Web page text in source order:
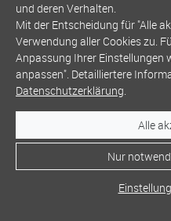
und deren Verhalten.
Mit der Entscheidung für "Alle
Verwendung aller Cookies zu.
Anpassung Ihrer Einstellungen
anpassen". Detailliertere
Datenschutzerklärung.
Alle
Nur